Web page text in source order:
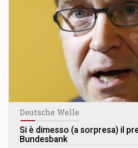
Deutsche Welle
Si è dimesso (a sorpresa) il
Bundesbank